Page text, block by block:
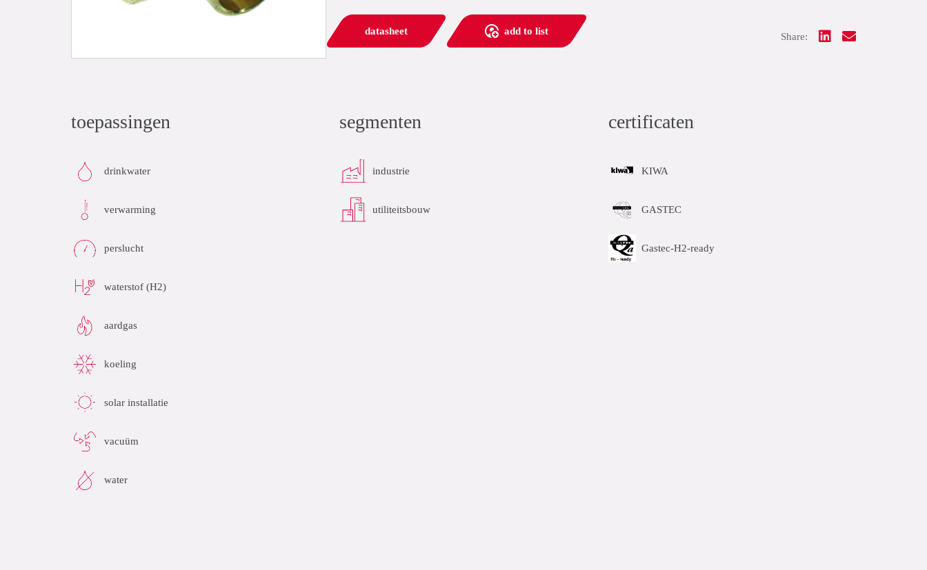
datasheet add to list Share:
toepassingen
drinkwater
verwarming
perslucht
waterstof (H2)
aardgas
koeling
solar installatie
vacuüm
water
segmenten
industrie
utiliteitsbouw
certificaten
KIWA
GASTEC
Gastec-H2-ready